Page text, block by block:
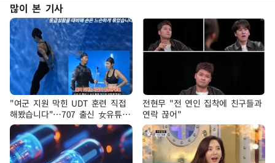
많이 본 기사
"여군 지원 막힌 UDT 훈련 직접
해봤습니다"…707 출신 女유튜버
'완벽 소화'
전현무 "전 연인 집착에 친구들과
연락 끊어"